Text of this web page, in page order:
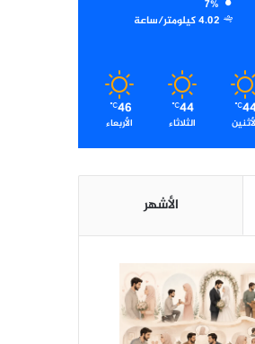
7%
4.02 كيلومتر/ساعة
℃
44
℃
الثلاثاء
46
℃
الأربعاء
الأشهر